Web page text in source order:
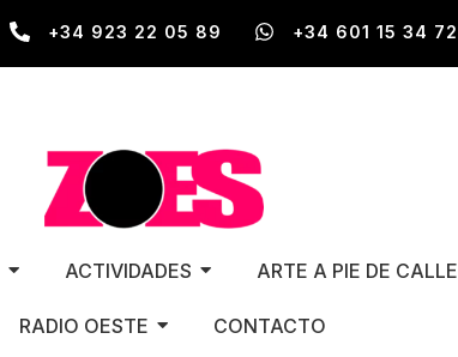
+34 923 22 05 89 +34 601 15 34 72
ACTIVIDADES ARTE A PIE DE CALLE
RADIO OESTE CONTACTO